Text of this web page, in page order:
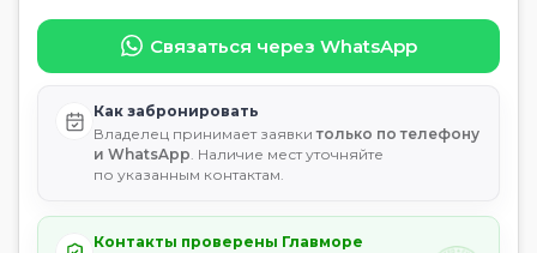
Связаться через WhatsApp
Как забронировать
Владелец принимает заявкитолько по телефону
и WhatsApp . Наличие мест уточняйте
по указанным контактам.
Контакты проверены Главморе